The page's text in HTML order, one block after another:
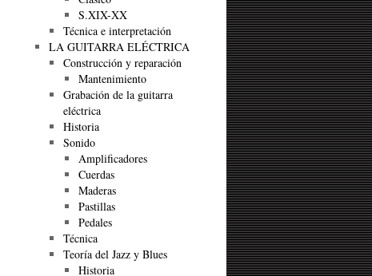
S.XIX-XX
Técnica e interpretación
LA GUITARRA ELÉCTRICA
Construcción y reparación
Mantenimiento
Grabación de la guitarra
eléctrica
Historia
Sonido
Amplificadores
Cuerdas
Maderas
Pastillas
Pedales
Técnica
Teoría del Jazz y Blues
Historia